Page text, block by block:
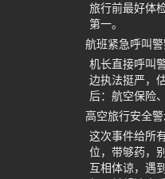
旅行前最好体
第一。
航班紧急呼叫
机长直接呼叫
边执法挺严，
后：航空保险
高空旅行安全
这次事件给所
位，带够药，
互相体谅，遇